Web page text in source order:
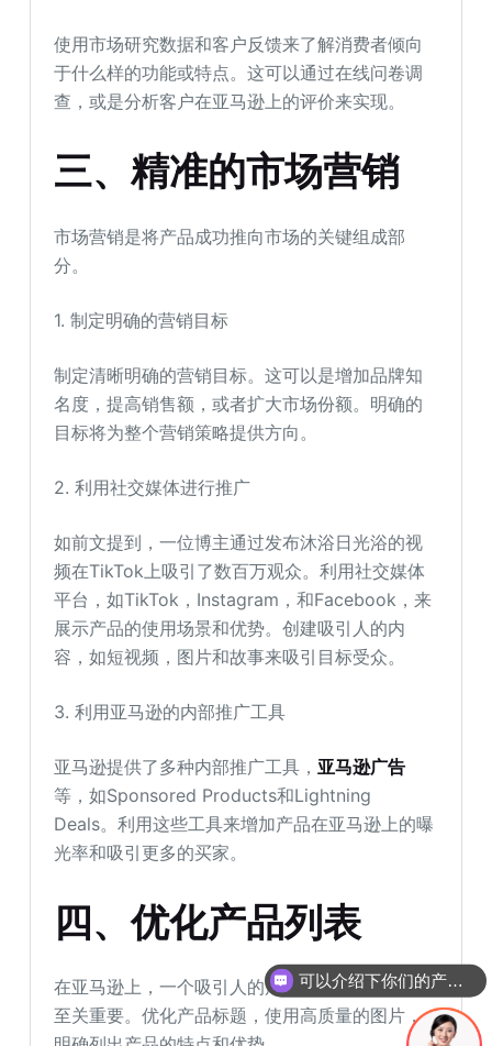
使用市场研究数据和客户反馈来了解消费者倾向
于什么样的功能或特点。这可以通过在线问卷调
查，或是分析客户在亚马逊上的评价来实现。
三、精准的市场营销
市场营销是将产品成功推向市场的关键组成部
分。
1. 制定明确的营销目标
制定清晰明确的营销目标。这可以是增加品牌知
名度，提高销售额，或者扩大市场份额。明确的
目标将为整个营销策略提供方向。
2. 利用社交媒体进行推广
如前文提到，一位博主通过发布沐浴日光浴的视
频在TikTok上吸引了数百万观众。利用社交媒体
平台，如TikTok，Instagram，和Facebook，来
展示产品的使用场景和优势。创建吸引人的内
容，如短视频，图片和故事来吸引目标受众。
3. 利用亚马逊的内部推广工具
亚马逊提供了多种内部推广工具， 亚马逊广告
等，如Sponsored Products和Lightning
Deals。利用这些工具来增加产品在亚马逊上的曝
光率和吸引更多的买家。
四、优化产品列表
在亚马逊上，一个吸引人的产品列表对于转化率
至关重要。优化产品标题，使用高质量的图片，
可以介绍下你们的产品么
你们是怎么收费的呢